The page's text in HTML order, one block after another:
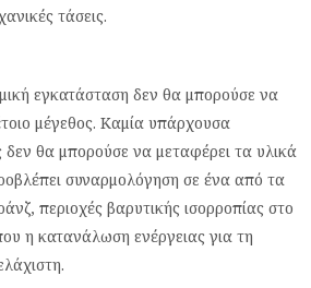
τάσεις.
εγκατάσταση δεν θα μπορούσε να
μέγεθος. Καμία υπάρχουσα
δεν θα μπορούσε να μεταφέρει τα υλικά
συναρμολόγηση σε ένα από τα
περιοχές βαρυτικής ισορροπίας στο
η κατανάλωση ενέργειας για τη